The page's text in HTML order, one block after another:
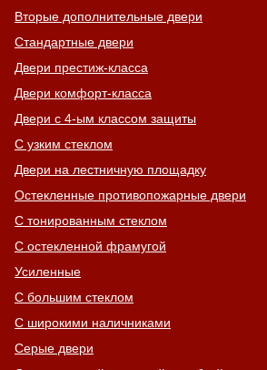
Вторые дополнительные двери
Стандартные двери
Двери престиж-класса
Двери комфорт-класса
Двери с 4-ым классом защиты
С узким стеклом
Двери на лестничную площадку
Остекленные противопожарные двери
С тонированным стеклом
С остекленной фрамугой
Усиленные
С большим стеклом
С широкими наличниками
Серые двери